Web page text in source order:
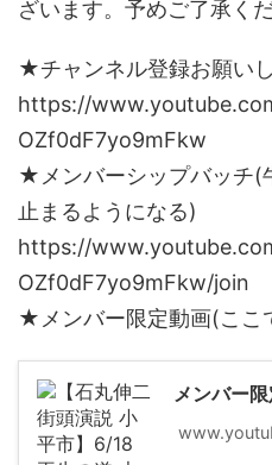
ざいます。予めご了承くだ
★チャンネル登録お願い
https://
OZf0dF7yo9mFkw
★メンバーシップバッチ(
止まるようになる)
https://
OZf0dF7yo9mFkw/join
★メンバー限定動画(ここ
メンバー